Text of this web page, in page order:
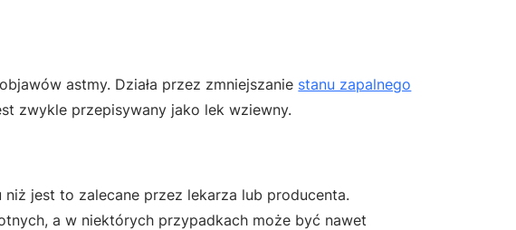
astmy. Działa przez zmniejszanie stanu zapalnego
zwykle przepisywany jako lek wziewny.
jest to zalecane przez lekarza lub producenta.
a w niektórych przypadkach może być nawet